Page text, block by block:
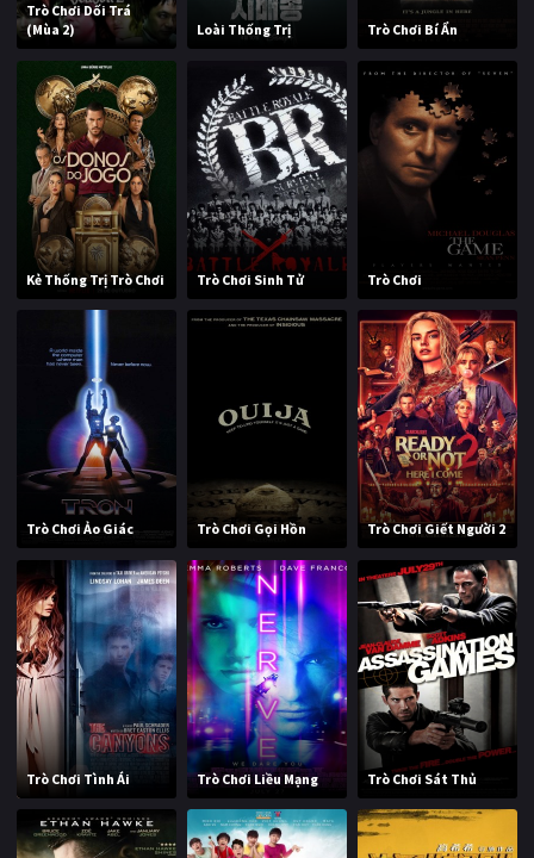
Trò Chơi Dối Trá
(Mùa 2)
Loài Thống Trị Trò Chơi Bí Ẩn
Kẻ Thống Trị Trò Chơi Trò Chơi Sinh Tử Trò Chơi
Trò Chơi Ảo Giác Trò Chơi Gọi Hồn Trò Chơi Giết Người 2
Trò Chơi Tình Ái Trò Chơi Liều Mạng Trò Chơi Sát Thủ